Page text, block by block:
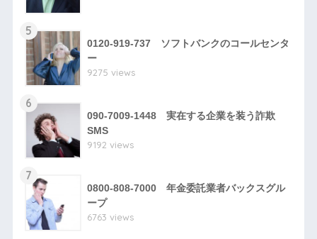
5
0120-919-737 ソフトバンクのコールセンタ
ー
9275 views
6
090-7009-1448 実在する企業を装う詐欺
SMS
9192 views
7
0800-808-7000 年金委託業者バックスグル
ープ
6763 views